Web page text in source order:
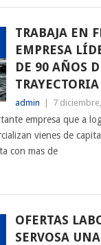
TRABAJA EN
EMPRESA
DE 90 AÑOS
TRAYECTORIA
admin 7
empresa que a
vienes de
con mas de
OFERTAS
SERVOSA